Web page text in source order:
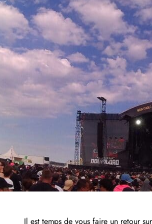
Il est temps de vous faire un retour